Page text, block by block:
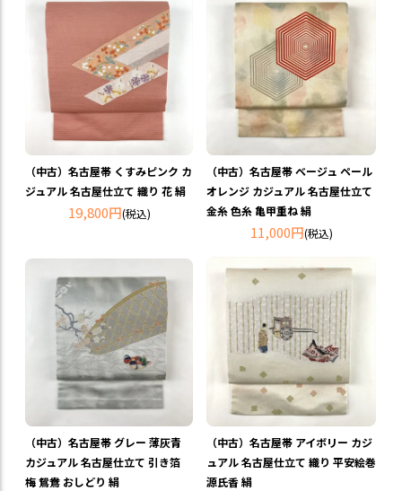
（中古）名古屋帯 くすみピンク カ
ジュアル 名古屋仕立て 織り 花 絹
19,800円(税込)
（中古）名古屋帯 ベージュ ペール
オレンジ カジュアル 名古屋仕立て
金糸 色糸 亀甲重ね 絹
11,000円(税込)
（中古）名古屋帯 グレー 薄灰青
カジュアル 名古屋仕立て 引き箔
梅 鴛鴦 おしどり 絹
（中古）名古屋帯 アイボリー カジ
ュアル 名古屋仕立て 織り 平安絵巻
源氏香 絹